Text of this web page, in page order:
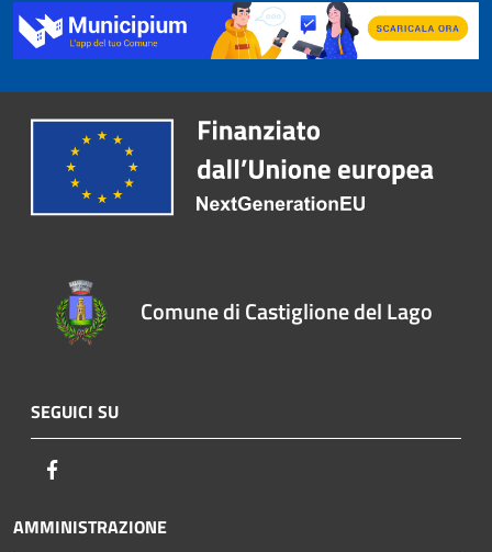
Comune di Castiglione del Lago
SEGUICI SU
AMMINISTRAZIONE